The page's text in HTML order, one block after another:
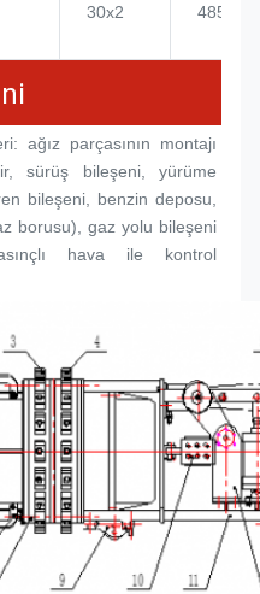
30x2 4855
ağız parçasının montajı
sürüş bileşeni, yürüme
bileşeni, benzin deposu,
borusu), gaz yolu bileşeni
hava ile kontrol